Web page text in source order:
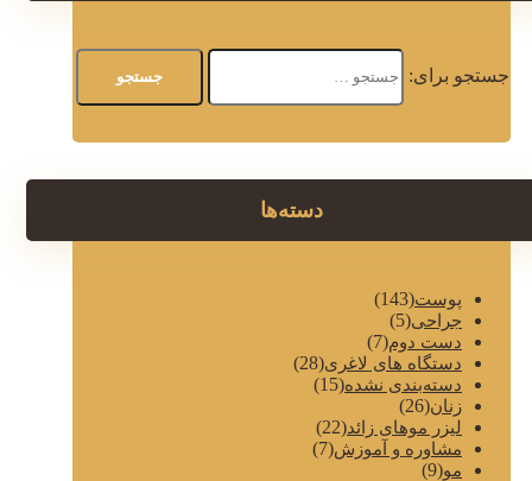
جستجو برای:
دسته‌ها
پوست(143)
جراحی(5)
دست دوم(7)
دستگاه های لاغری(28)
دسته‌بندی نشده(15)
زنان(26)
لیزر موهای زائد(22)
مشاوره و آموزش(7)
مو(9)